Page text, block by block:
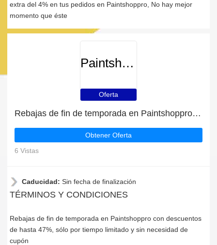
extra del 4% en tus pedidos en Paintshoppro, No hay mejor
momento que éste
Paintshoppro
Oferta
Rebajas de fin de temporada en Paintshoppro con descuentos de hasta 47%
Obtener Oferta
6 Vistas
Caducidad: Sin fecha de finalización
TÉRMINOS Y CONDICIONES
Rebajas de fin de temporada en Paintshoppro con descuentos
de hasta 47%, sólo por tiempo limitado y sin necesidad de
cupón